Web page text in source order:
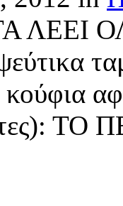
ΛΕΕΙ
κούφια